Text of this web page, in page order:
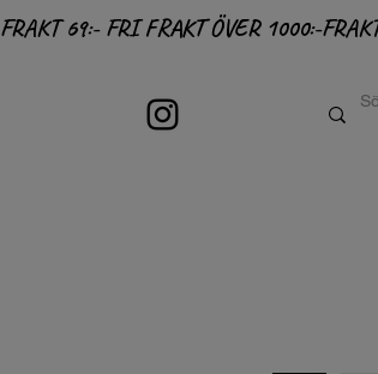
FRAKT 69:- FRI FRAKT ÖVER 1000:-